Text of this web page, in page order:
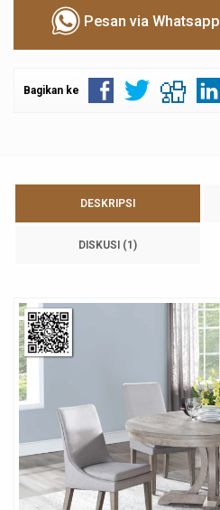
Pesan via Whatsapp
Bagikan ke
DESKRIPSI
DISKUSI (1)